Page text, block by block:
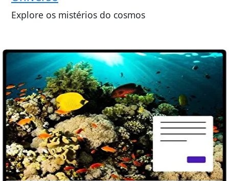
Explore os mistérios do cosmos